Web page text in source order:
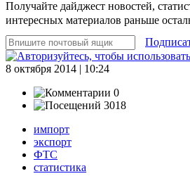
Получайте дайджест новостей,
интересных материалов раньше
8 октября 2014 | 10:24
0
3018
импорт
экспорт
ФТС
статистика